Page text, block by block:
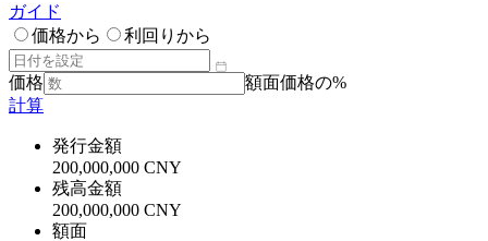
ガイド
価格から
利回りから
価格
額面価格の%
計算
発行金額
200,000,000 CNY
残高金額
200,000,000 CNY
額面